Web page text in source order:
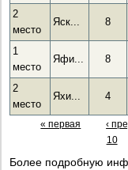
2
место
Яск... 8
1
место
Яфи... 8
2
место
Яхи... 4
« первая ‹
10
Более подробную